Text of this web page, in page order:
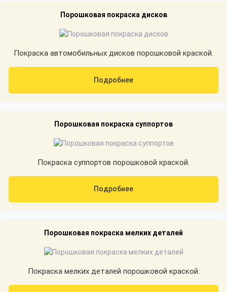
Порошковая покраска дисков
Покраска автомобильных дисков порошковой краской.
Подробнее
Порошковая покраска суппортов
Покраска суппортов порошковой краской.
Подробнее
Порошковая покраска мелких деталей
Покраска мелких деталей порошковой краской.